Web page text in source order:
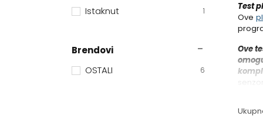
Istaknut
1
Brendovi
OSTALI
6
Test
Ove
Ove